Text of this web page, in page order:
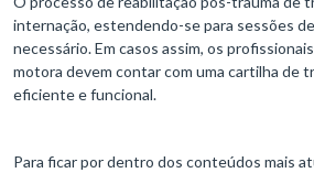
internação, estendendo-se para sessões
necessário. Em casos assim, os
motora devem contar com uma cartilha de
eficiente e funcional.
Para ficar por dentro dos conteúdos mais